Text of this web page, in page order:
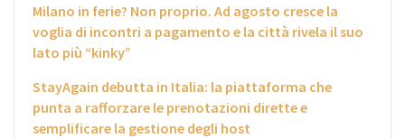
Milano in ferie? Non proprio. Ad agosto cresce la
voglia di incontri a pagamento e la città rivela il suo
lato più “kinky”
StayAgain debutta in Italia: la piattaforma che
punta a rafforzare le prenotazioni dirette e
semplificare la gestione degli host